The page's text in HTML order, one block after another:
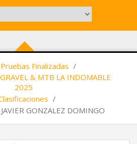
Pruebas Finalizadas /
& MTB LA INDOMABLE
2025
/
GONZALEZ DOMINGO